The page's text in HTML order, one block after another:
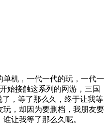
机，一代一代的玩，一代一
始接触这系列的网游，三国
，等了那么久，终于让我等
，却因为要删档，我朋友要
让我等了那么久呢。